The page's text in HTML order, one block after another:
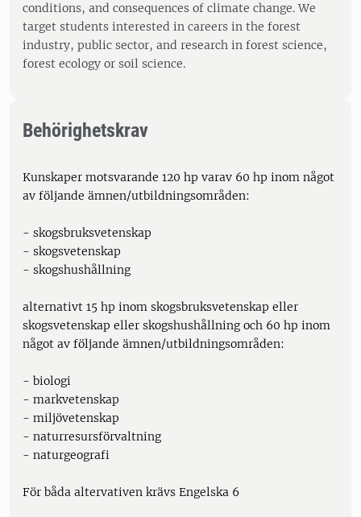
conditions, and consequences of climate change. We
target students interested in careers in the forest
industry, public sector, and research in forest science,
forest ecology or soil science.
Behörighetskrav
Kunskaper motsvarande 120 hp varav 60 hp inom något
av följande ämnen/utbildningsområden:
- skogsbruksvetenskap
- skogsvetenskap
- skogshushållning
alternativt 15 hp inom skogsbruksvetenskap eller
skogsvetenskap eller skogshushållning och 60 hp inom
något av följande ämnen/utbildningsområden:
- biologi
- markvetenskap
- miljövetenskap
- naturresursförvaltning
- naturgeografi
För båda altervativen krävs Engelska 6